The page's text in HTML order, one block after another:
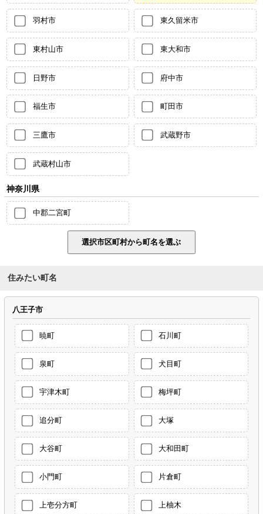
羽村市 東久留米市
東村山市 東大和市
日野市 府中市
福生市 町田市
三鷹市 武蔵野市
武蔵村山市
神奈川県
中郡二宮町
住みたい町名
八王子市
暁町 石川町
泉町 犬目町
宇津木町 梅坪町
追分町 大塚
大谷町 大和田町
小門町 片倉町
上壱分方町 上柚木